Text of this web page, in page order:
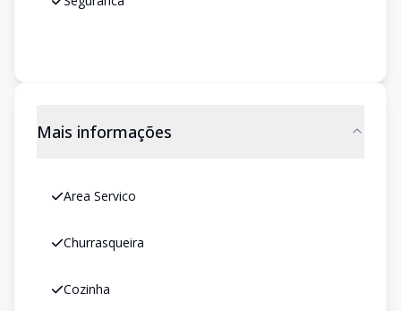
Mais informações
Area Servico
Churrasqueira
Cozinha